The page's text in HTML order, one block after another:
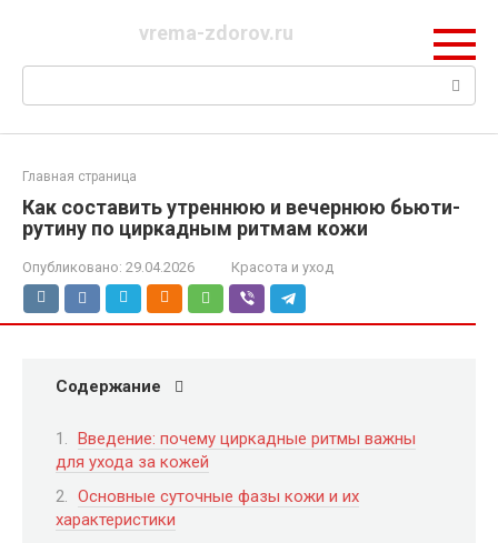
vrema-zdorov.ru
Поиск:
Главная страница
Как составить утреннюю и вечернюю бьюти-
рутину по циркадным ритмам кожи
Опубликовано: 29.04.2026 Красота и уход
Содержание
Введение: почему циркадные ритмы важны
для ухода за кожей
Основные суточные фазы кожи и их
характеристики